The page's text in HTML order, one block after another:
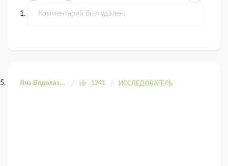
Комментарий был удален.
Яна Водолазова 1241 ИССЛЕДОВАТЕЛЬ